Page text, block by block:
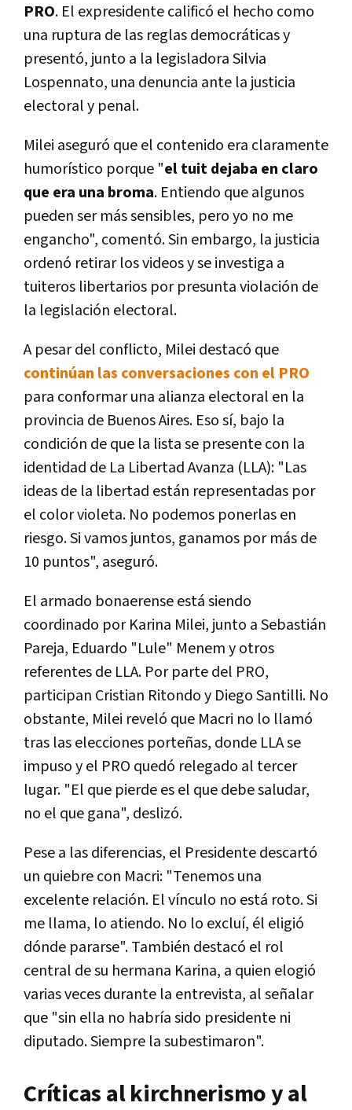
PRO. El expresidente calificó el hecho como
una ruptura de las reglas democráticas y
presentó, junto a la legisladora Silvia
Lospennato, una denuncia ante la justicia
electoral y penal.
Milei aseguró que el contenido era claramente
humorístico porque "el tuit dejaba en claro
que era una broma. Entiendo que algunos
pueden ser más sensibles, pero yo no me
engancho", comentó. Sin embargo, la justicia
ordenó retirar los videos y se investiga a
tuiteros libertarios por presunta violación de
la legislación electoral.
A pesar del conflicto, Milei destacó que
continúan las conversaciones con el PRO
para conformar una alianza electoral en la
provincia de Buenos Aires. Eso sí, bajo la
condición de que la lista se presente con la
identidad de La Libertad Avanza (LLA): "Las
ideas de la libertad están representadas por
el color violeta. No podemos ponerlas en
riesgo. Si vamos juntos, ganamos por más de
10 puntos", aseguró.
El armado bonaerense está siendo
coordinado por Karina Milei, junto a Sebastián
Pareja, Eduardo "Lule" Menem y otros
referentes de LLA. Por parte del PRO,
participan Cristian Ritondo y Diego Santilli. No
obstante, Milei reveló que Macri no lo llamó
tras las elecciones porteñas, donde LLA se
impuso y el PRO quedó relegado al tercer
lugar. "El que pierde es el que debe saludar,
no el que gana", deslizó.
Pese a las diferencias, el Presidente descartó
un quiebre con Macri: "Tenemos una
excelente relación. El vínculo no está roto. Si
me llama, lo atiendo. No lo excluí, él eligió
dónde pararse". También destacó el rol
central de su hermana Karina, a quien elogió
varias veces durante la entrevista, al señalar
que "sin ella no habría sido presidente ni
diputado. Siempre la subestimaron".
Críticas al kirchnerismo y al